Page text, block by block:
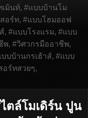
ม้นท์, #แบบบ้านโม
อร์ท, #แบบโฮมออฟ
, #แบบโรงแรม, #แบบ
พ, #วิศวกรมืออาชีพ,
บบ้านกรเฮ้าส์, #แบบ
อร์ทสวยๆ,
ตล์โมเดิร์น ปูน